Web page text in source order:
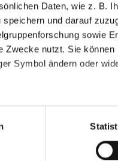
Daten, wie z. B.
und darauf
sowie
nutzt. Sie
Symbol ändern oder
welche bis auf
Merkmalen
verarbeitet werden,
and accept it.